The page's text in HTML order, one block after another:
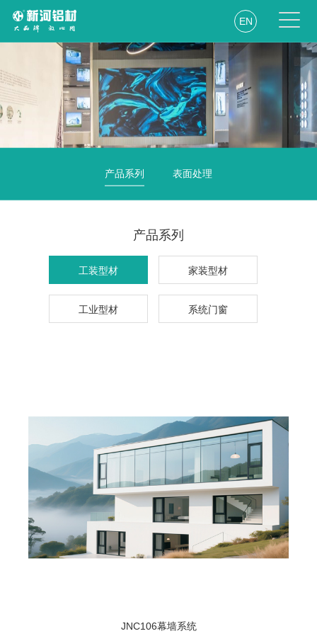
EN
产品系列 表面处理
产品系列
工装型材 家装型材
工业型材 系统门窗
JNC106幕墙系统